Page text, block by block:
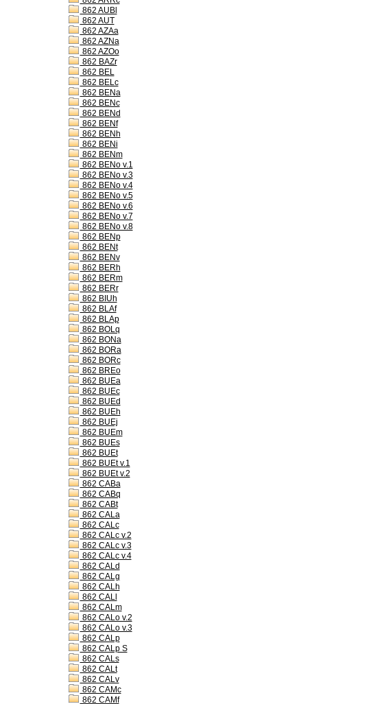
862 AUBl
862 AUT
862 AZAa
862 AZNa
862 AZOo
862 BAZr
862 BEL
862 BELc
862 BENa
862 BENc
862 BENd
862 BENf
862 BENh
862 BENi
862 BENm
862 BENo v.1
862 BENo v.3
862 BENo v.4
862 BENo v.5
862 BENo v.6
862 BENo v.7
862 BENo v.8
862 BENp
862 BENt
862 BENv
862 BERh
862 BERm
862 BERr
862 BIUh
862 BLAf
862 BLAp
862 BOLq
862 BONa
862 BORa
862 BORc
862 BREo
862 BUEa
862 BUEc
862 BUEd
862 BUEh
862 BUEj
862 BUEm
862 BUEs
862 BUEt
862 BUEt v.1
862 BUEt v.2
862 CABa
862 CABq
862 CABt
862 CALa
862 CALc
862 CALc v.2
862 CALc v.3
862 CALc v.4
862 CALd
862 CALg
862 CALh
862 CALl
862 CALm
862 CALo v.2
862 CALo v.3
862 CALp
862 CALp S
862 CALs
862 CALt
862 CALv
862 CAMc
862 CAMf